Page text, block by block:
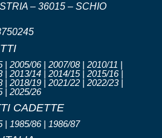
– 36015 – SCHIO
| 2005/06 | 2007/08 | 2010/11 |
| 2013/14 | 2014/15 | 2015/16 |
| 2018/19 | 2021/22 | 2022/23 |
| 2025/26
CADETTE
| 1985/86 | 1986/87